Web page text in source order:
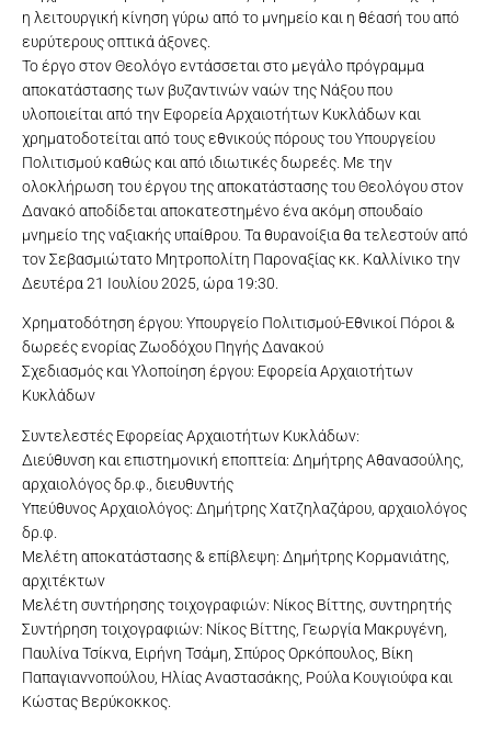
η λειτουργική κίνηση γύρω από το μνημείο και η θέασή του από
ευρύτερους οπτικά άξονες.
Το έργο στον Θεολόγο εντάσσεται στο μεγάλο πρόγραμμα
αποκατάστασης των βυζαντινών ναών της Νάξου που
υλοποιείται από την Εφορεία Αρχαιοτήτων Κυκλάδων και
χρηματοδοτείται από τους εθνικούς πόρους του Υπουργείου
Πολιτισμού καθώς και από ιδιωτικές δωρεές. Με την
ολοκλήρωση του έργου της αποκατάστασης του Θεολόγου στον
Δανακό αποδίδεται αποκατεστημένο ένα ακόμη σπουδαίο
μνημείο της ναξιακής υπαίθρου. Τα θυρανοίξια θα τελεστούν από
τον Σεβασμιώτατο Μητροπολίτη Παροναξίας κκ. Καλλίνικο την
Δευτέρα 21 Ιουλίου 2025, ώρα 19:30.
Χρηματοδότηση έργου: Υπουργείο Πολιτισμού-Εθνικοί Πόροι &
δωρεές ενορίας Ζωοδόχου Πηγής Δανακού
Σχεδιασμός και Υλοποίηση έργου: Εφορεία Αρχαιοτήτων
Κυκλάδων
Συντελεστές Εφορείας Αρχαιοτήτων Κυκλάδων:
Διεύθυνση και επιστημονική εποπτεία: Δημήτρης Αθανασούλης,
αρχαιολόγος δρ.φ., διευθυντής
Υπεύθυνος Αρχαιολόγος: Δημήτρης Χατζηλαζάρου, αρχαιολόγος
δρ.φ.
Μελέτη αποκατάστασης & επίβλεψη: Δημήτρης Κορμανιάτης,
αρχιτέκτων
Μελέτη συντήρησης τοιχογραφιών: Νίκος Βίττης, συντηρητής
Συντήρηση τοιχογραφιών: Νίκος Βίττης, Γεωργία Μακρυγένη,
Παυλίνα Τσίκνα, Ειρήνη Τσάμη, Σπύρος Ορκόπουλος, Βίκη
Παπαγιαννοπούλου, Ηλίας Αναστασάκης, Ρούλα Κουγιούφα και
Κώστας Βερύκοκκος.